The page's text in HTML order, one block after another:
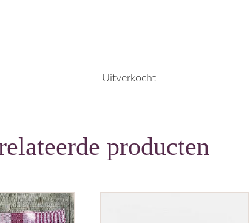
Uitverkocht
producten